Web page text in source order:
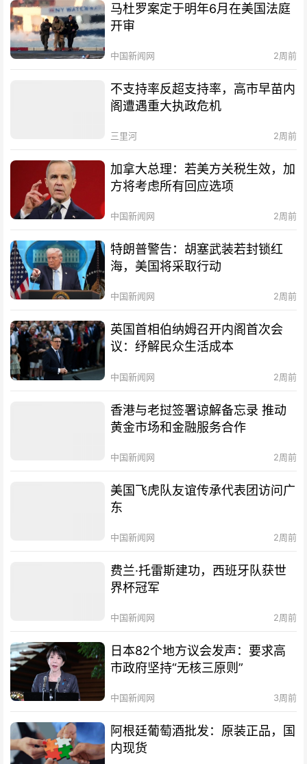
马杜罗案定于明年6月在美国法庭
开审
中国新闻网 2周前
不支持率反超支持率，高市早苗内
阁遭遇重大执政危机
三里河 2周前
加拿大总理：若美方关税生效，加
方将考虑所有回应选项
中国新闻网 2周前
特朗普警告：胡塞武装若封锁红
海，美国将采取行动
中国新闻网 2周前
英国首相伯纳姆召开内阁首次会
议：纾解民众生活成本
中国新闻网 2周前
香港与老挝签署谅解备忘录 推动
黄金市场和金融服务合作
中国新闻网 2周前
美国飞虎队友谊传承代表团访问广
东
中国新闻网 2周前
费兰·托雷斯建功，西班牙队获世
界杯冠军
中国新闻网 2周前
日本82个地方议会发声：要求高
市政府坚持“无核三原则”
中国新闻网 3周前
阿根廷葡萄酒批发：原装正品，国
内现货